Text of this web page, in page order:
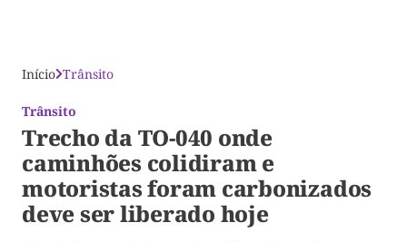
Início Trânsito
Trânsito
Trecho da TO-040 onde
caminhões colidiram e
motoristas foram carbonizados
deve ser liberado hoje